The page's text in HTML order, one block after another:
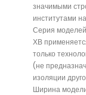
значимыми
институтами
Серия
ХВ
только
(не
изоляции
Ширина